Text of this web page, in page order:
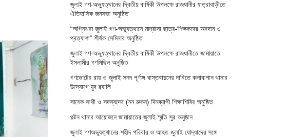
জুলাই গণ-অভ্যুত্থানের দ্বিতীয় বার্ষিকী উপলক্ষে রাজধানীর যাত্রাবাড়ীতে
ঐতিহাসিক জনসভা অনুষ্ঠিত
“অগ্নিঝরা জুলাই গণ-অভ্যুত্থানে মাদ্রাসা ছাত্র-শিক্ষকদের অবদান ও
প্রত্যাশা” শীর্ষক সেমিনার অনুষ্ঠিত
জুলাই গণ-অভ্যুত্থানের দ্বিতীয় বার্ষিকী উপলক্ষে রাজধানীতে জামায়াতে
ইসলামীর গণমিছিল অনুষ্ঠিত
গণভোটের রায় ও জুলাই সনদ পূর্ণাঙ্গ বাস্তবায়নের দাবিতে কলাবাগান থানার
উদ্যোগে যুব র‌্যালি
সাবেক সাথী ও সদস্যদের (নন রুকন) দিনব্যাপী শিক্ষাশিবির অনুষ্ঠিত
পল্টন থানার আয়োজনে জামায়াতের জুলাই স্মৃতি সুর অনুষ্ঠান
জুলাই গণঅভ্যুত্থানের শহীদ পরিবার ও আহত জুলাই যোদ্ধাদের সঙ্গে